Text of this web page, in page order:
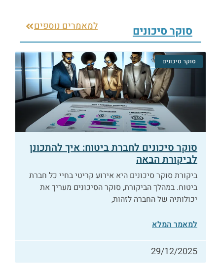
סוקר סיכונים למאמרים נוספים
סוקר סיכונים
סוקר סיכונים לחברת ביטוח: איך להתכונן
לביקורת הבאה
ביקורת סוקר סיכונים היא אירוע קריטי בחיי כל חברת
ביטוח. במהלך הביקורת, סוקר הסיכונים מעריך את
יכולותיה של החברה לזהות,
למאמר המלא
29/12/2025